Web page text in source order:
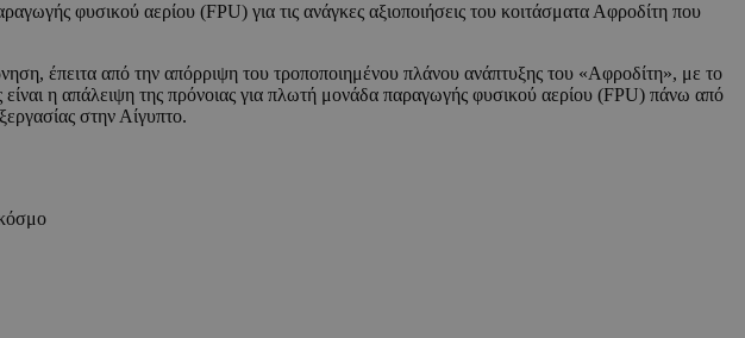
φυσικού αερίου (FPU) για τις ανάγκες αξιοποιήσεις του κοιτάσματα Αφροδίτη που
έπειτα από την απόρριψη του τροποποιημένου πλάνου ανάπτυξης του «Αφροδίτη», με το
είναι η απάλειψη της πρόνοιας για πλωτή μονάδα παραγωγής φυσικού αερίου (FPU) πάνω από
στην Αίγυπτο.